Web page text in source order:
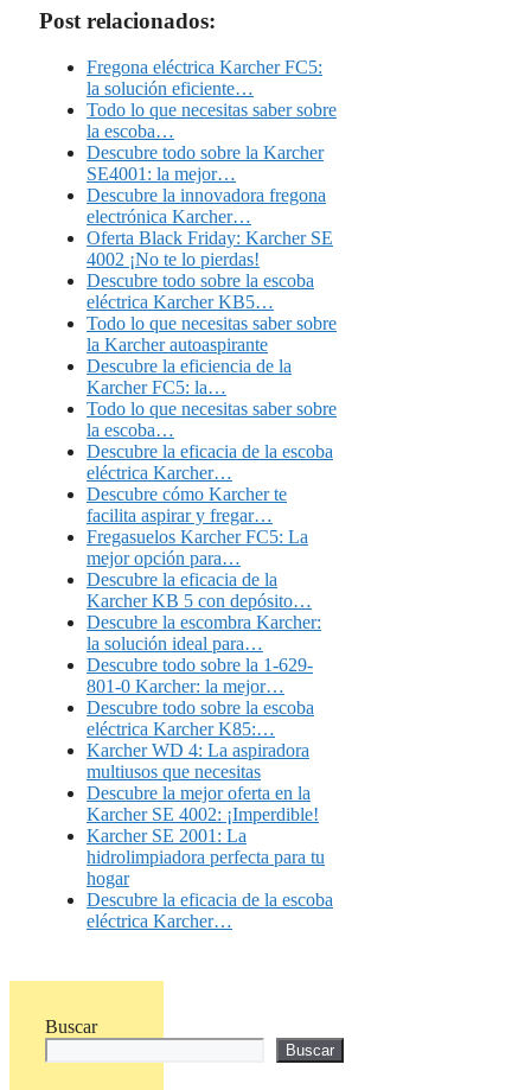
Post relacionados:
Fregona eléctrica Karcher FC5:
la solución eficiente…
Todo lo que necesitas saber sobre
la escoba…
Descubre todo sobre la Karcher
SE4001: la mejor…
Descubre la innovadora fregona
electrónica Karcher…
Oferta Black Friday: Karcher SE
4002 ¡No te lo pierdas!
Descubre todo sobre la escoba
eléctrica Karcher KB5…
Todo lo que necesitas saber sobre
la Karcher autoaspirante
Descubre la eficiencia de la
Karcher FC5: la…
Todo lo que necesitas saber sobre
la escoba…
Descubre la eficacia de la escoba
eléctrica Karcher…
Descubre cómo Karcher te
facilita aspirar y fregar…
Fregasuelos Karcher FC5: La
mejor opción para…
Descubre la eficacia de la
Karcher KB 5 con depósito…
Descubre la escombra Karcher:
la solución ideal para…
Descubre todo sobre la 1-629-
801-0 Karcher: la mejor…
Descubre todo sobre la escoba
eléctrica Karcher K85:…
Karcher WD 4: La aspiradora
multiusos que necesitas
Descubre la mejor oferta en la
Karcher SE 4002: ¡Imperdible!
Karcher SE 2001: La
hidrolimpiadora perfecta para tu
hogar
Descubre la eficacia de la escoba
eléctrica Karcher…
Buscar
Buscar